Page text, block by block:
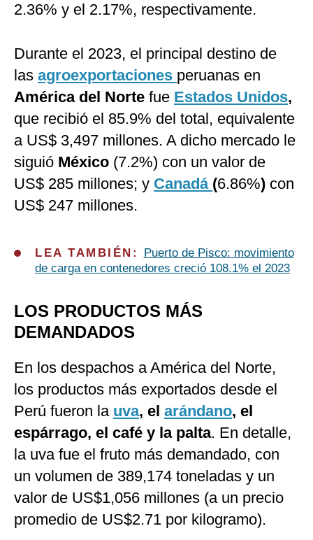
2.36% y el 2.17%, respectivamente.
Durante el 2023, el principal destino de
las agroexportaciones peruanas en
América del Norte fue Estados Unidos,
que recibió el 85.9% del total, equivalente
a US$ 3,497 millones. A dicho mercado le
siguió México (7.2%) con un valor de
US$ 285 millones; y Canadá (6.86%) con
US$ 247 millones.
LEA TAMBIÉN:
Puerto de Pisco: movimiento
de carga en contenedores creció 108.1% el 2023
LOS PRODUCTOS MÁS
DEMANDADOS
En los despachos a América del Norte,
los productos más exportados desde el
Perú fueron la uva, el arándano, el
espárrago, el café y la palta. En detalle,
la uva fue el fruto más demandado, con
un volumen de 389,174 toneladas y un
valor de US$1,056 millones (a un precio
promedio de US$2.71 por kilogramo).